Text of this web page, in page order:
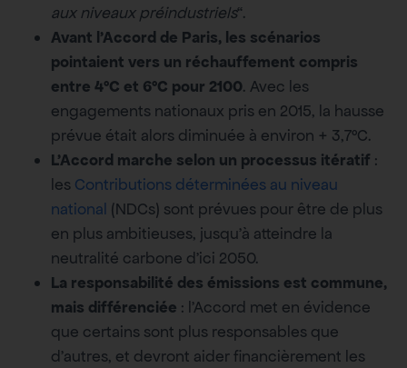
aux niveaux préindustriels“.
Avant l’Accord de Paris, les scénarios
pointaient vers un réchauffement compris
entre 4°C et 6°C pour 2100. Avec les
engagements nationaux pris en 2015, la hausse
prévue était alors diminuée à environ + 3,7°C.
L’Accord marche selon un processus itératif :
les Contributions déterminées au niveau
national (NDCs) sont prévues pour être de plus
en plus ambitieuses, jusqu’à atteindre la
neutralité carbone d’ici 2050.
La responsabilité des émissions est commune,
mais différenciée : l’Accord met en évidence
que certains sont plus responsables que
d’autres, et devront aider financièrement les